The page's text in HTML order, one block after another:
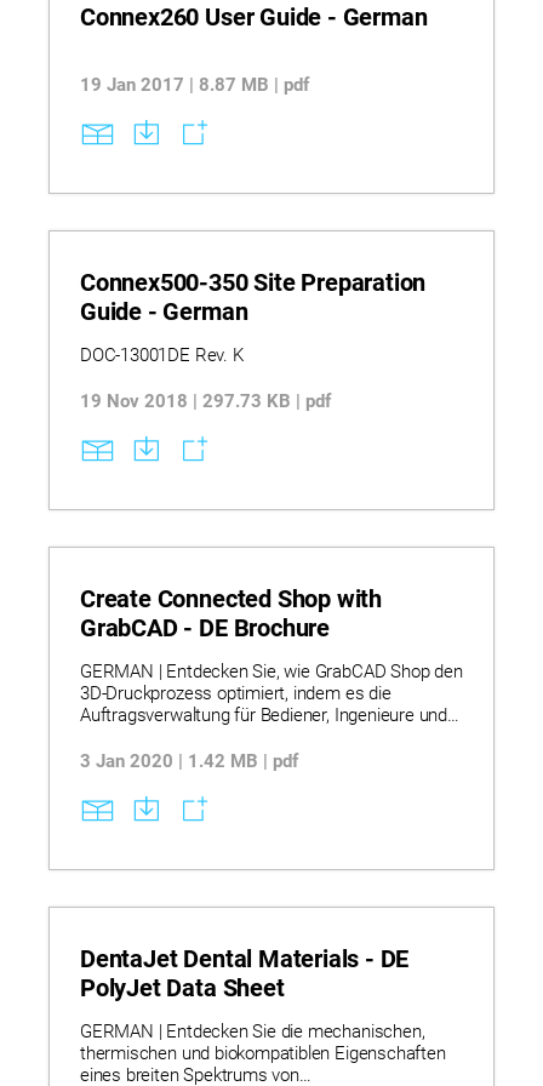
Connex260 User Guide - German
19 Jan 2017 | 8.87 MB | pdf
Connex500-350 Site Preparation
Guide - German
DOC-13001DE Rev. K
19 Nov 2018 | 297.73 KB | pdf
Create Connected Shop with
GrabCAD - DE Brochure
GERMAN | Entdecken Sie, wie GrabCAD Shop den
3D-Druckprozess optimiert, indem es die
Auftragsverwaltung für Bediener, Ingenieure und
Kommunikation, Projektorganisation und
und Missverständnisse vermeiden. Erkunden Sie,
wie die integrierte Unterstützung für Stratasys-
Einrichtung und präzise Auftragsabwicklung
maschinell übersetzt.
3 Jan 2020 | 1.42 MB | pdf
DentaJet Dental Materials - DE
PolyJet Data Sheet
GERMAN | Entdecken Sie die mechanischen,
thermischen und biokompatiblen Eigenschaften
eines breiten Spektrums von